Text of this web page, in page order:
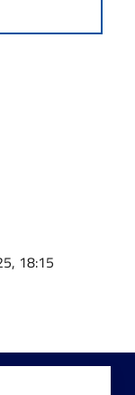
18:15